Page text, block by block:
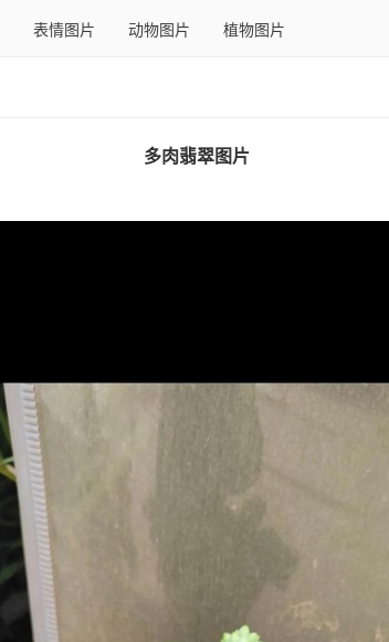
表情图片 动物图片 植物图片
多肉翡翠图片